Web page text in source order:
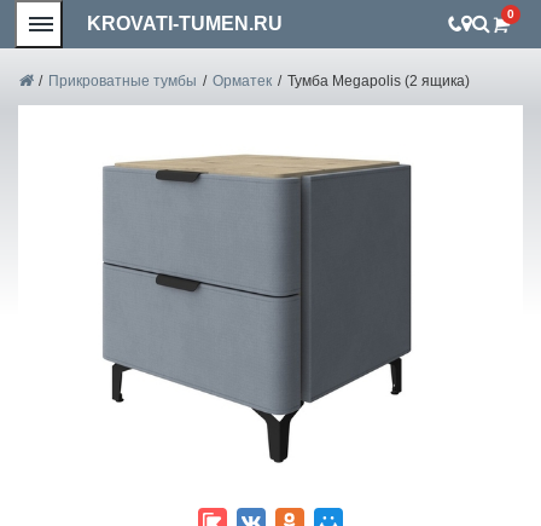
KROVATI-TUMEN.RU 0
/ Прикроватные тумбы / Орматек / Тумба Megapolis (2 ящика)